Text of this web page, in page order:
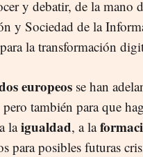
y debatir, de la mano
y Sociedad de la
la transformación
europeos se han
también para que
laigualdad, a la
para posibles futuras